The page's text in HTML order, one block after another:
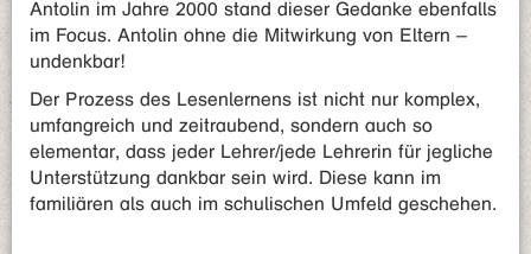
Antolin im Jahre 2000 stand dieser Gedanke ebenfalls
im Focus. Antolin ohne die Mitwirkung von Eltern –
undenkbar!
Der Prozess des Lesenlernens ist nicht nur komplex,
umfangreich und zeitraubend, sondern auch so
elementar, dass jeder Lehrer/jede Lehrerin für jegliche
Unterstützung dankbar sein wird. Diese kann im
familiären als auch im schulischen Umfeld geschehen.